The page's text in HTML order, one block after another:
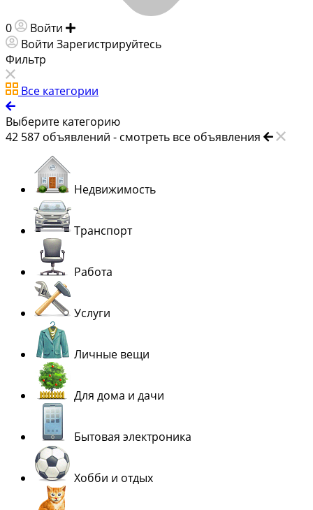
0 Войти
Войти Зарегистрируйтесь
Фильтр
Все категории
Выберите категорию
42 587 объявлений - смотреть все объявления
Недвижимость
Транспорт
Работа
Услуги
Личные вещи
Для дома и дачи
Бытовая электроника
Хобби и отдых